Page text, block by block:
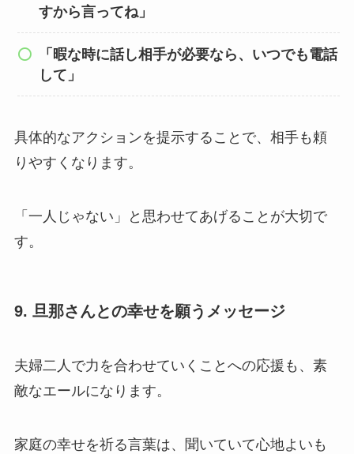
すから言ってね」
「暇な時に話し相手が必要なら、いつでも電話
して」
具体的なアクションを提示することで、相手も頼
りやすくなります。
「一人じゃない」と思わせてあげることが大切で
す。
9. 旦那さんとの幸せを願うメッセージ
夫婦二人で力を合わせていくことへの応援も、素
敵なエールになります。
家庭の幸せを祈る言葉は、聞いていて心地よいも